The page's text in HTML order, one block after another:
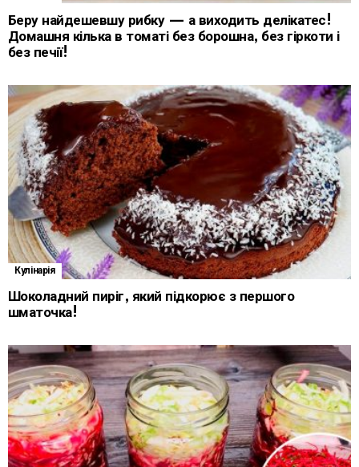
Беру найдешевшу рибку — а виходить делікатес!
Домашня кілька в томаті без борошна, без гіркоти і
без печії!
Кулінарія
Шоколадний пиріг, який підкорює з першого
шматочка!